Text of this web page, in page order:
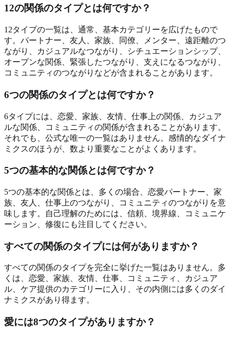
12の関係のタイプとは何ですか？
12タイプの一覧は、通常、基本カテゴリーを広げたもので
す。パートナー、友人、家族、同僚、メンター、遠距離のつ
ながり、カジュアルなつながり、シチュエーションシップ、
オープンな関係、緊張したつながり、支えになるつながり、
コミュニティのつながりなどが含まれることがあります。
6つの関係のタイプとは何ですか？
6タイプには、恋愛、家族、友情、仕事上の関係、カジュア
ルな関係、コミュニティの関係が含まれることがあります。
それでも、公式な唯一の一覧はありません。感情的なダイナ
ミクスのほうが、数より重要なことがよくあります。
5つの基本的な関係とは何ですか？
5つの基本的な関係とは、多くの場合、恋愛パートナー、家
族、友人、仕事上のつながり、コミュニティのつながりを意
味します。自己理解のためには、信頼、境界線、コミュニケ
ーション、修復にも注目してください。
すべての関係のタイプには何がありますか？
すべての関係のタイプを完全に挙げた一覧はありません。多
くは、恋愛、家族、友情、仕事、コミュニティ、カジュア
ル、ケア提供のカテゴリーに入り、その内側には多くのダイ
ナミクスがあり得ます。
愛には8つのタイプがありますか？